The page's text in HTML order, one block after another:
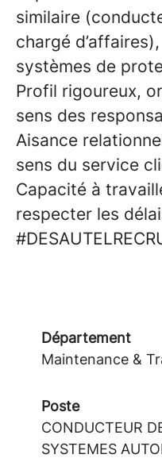
similaire
chargé
systèmes de
Profil rigoureux,
sens des
Aisance
sens du service
Capacité à
respecter les
Département
Maintenance &
Poste
CONDUCTEUR
SYSTEMES